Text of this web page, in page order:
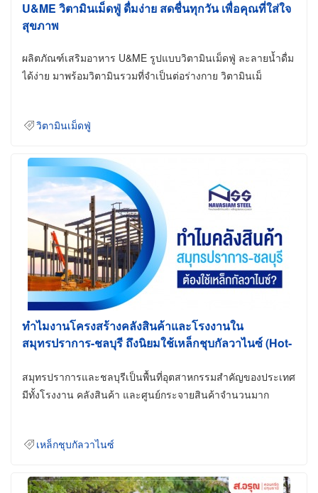
U&ME วิตามินเม็ดฟู่ ดื่มง่าย สดชื่นทุกวัน เพื่อคุณที่ใส่ใจ
สุขภาพ
ผลิตภัณฑ์เสริมอาหาร U&ME รูปแบบวิตามินเม็ดฟู่ ละลายน้ำดื่ม
ได้ง่าย มาพร้อมวิตามินรวมที่จำเป็นต่อร่างกาย วิตามินเม็
วิตามินเม็ดฟู่
ทำไมงานโครงสร้างคลังสินค้าและโรงงานใน
สมุทรปราการ-ชลบุรี ถึงนิยมใช้เหล็กชุบกัลวาไนซ์ (Hot-
สมุทรปราการและชลบุรีเป็นพื้นที่อุตสาหกรรมสำคัญของประเทศ
มีทั้งโรงงาน คลังสินค้า และศูนย์กระจายสินค้าจำนวนมาก
เหล็กชุบกัลวาไนซ์